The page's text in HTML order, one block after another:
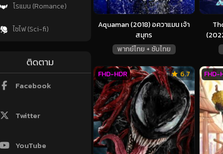
โรแมน (Romance)
ไซไฟ (Sci-fi)
ติดตาม
Facebook
Twitter
YouTube
Aquaman (2018) อควาแมน เจ้า
สมุทร
พากย์ไทย + ซับไทย
6.7
FHD-HDR FHD-